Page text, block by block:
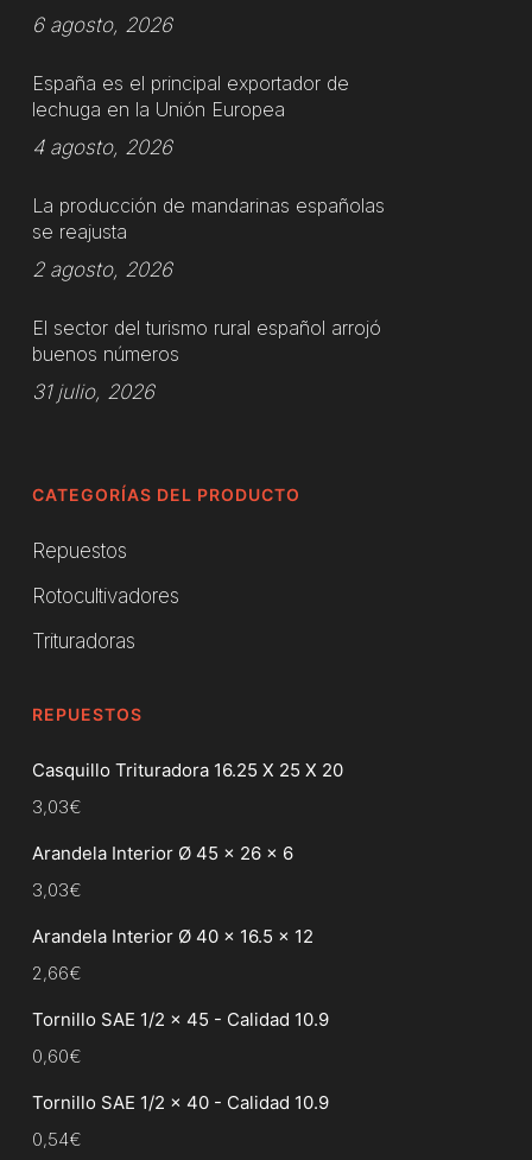
6 agosto, 2026
España es el principal exportador de
lechuga en la Unión Europea
4 agosto, 2026
La producción de mandarinas españolas
se reajusta
2 agosto, 2026
El sector del turismo rural español arrojó
buenos números
31 julio, 2026
CATEGORÍAS DEL PRODUCTO
Repuestos
Rotocultivadores
Trituradoras
REPUESTOS
Casquillo Trituradora 16.25 X 25 X 20
3,03€
Arandela Interior Ø 45 x 26 x 6
3,03€
Arandela Interior Ø 40 x 16.5 x 12
2,66€
Tornillo SAE 1/2 x 45 - Calidad 10.9
0,60€
Tornillo SAE 1/2 x 40 - Calidad 10.9
0,54€